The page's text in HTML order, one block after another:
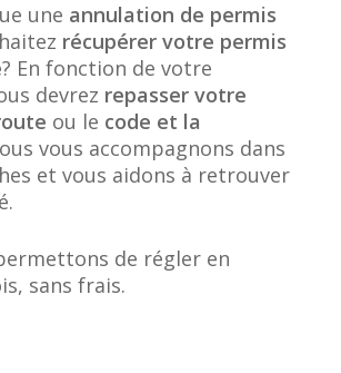
une annulation de permis
récupérer votre permis
? En fonction de votre
devrez repasser votre
ou le code et la
vous accompagnons dans
et vous aidons à retrouver
de régler en
sans frais.